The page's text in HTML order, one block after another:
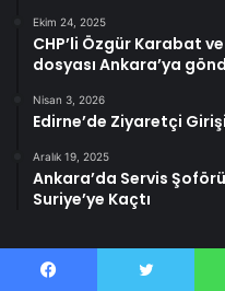
Ekim 24, 2025
CHP’li Özgür Karabat
dosyası Ankara’ya
Nisan 3, 2026
Edirne’de Ziyaretçi
Aralık 19, 2025
Ankara’da Servis
Suriye’ye Kaçtı